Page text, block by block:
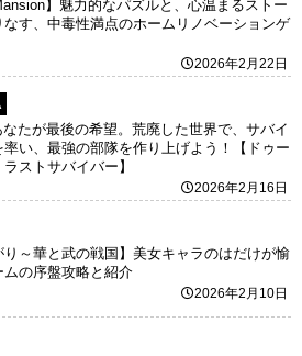
】魅力的なパズルと、心温まるストー
なす、中毒性満点のホームリノベーションゲ
2026年2月22日
なたが最後の希望。荒廃した世界で、サバイ
率い、最強の部隊を作り上げよう！【ドゥー
ストサバイバー】
2026年2月16日
り～華と武の戦国】美女キャラのはだけが愉
ムの序盤攻略と紹介
2026年2月10日